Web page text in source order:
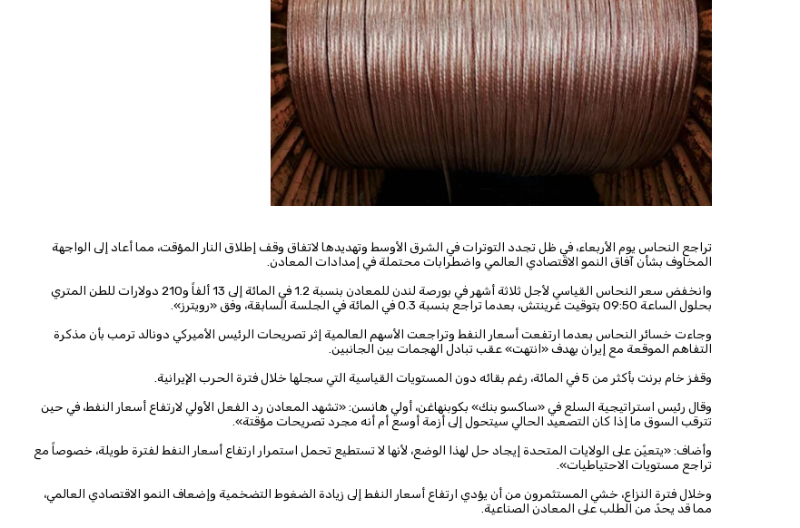
تراجع النحاس يوم الأربعاء، في ظل تجدد التوترات في الشرق الأوسط وتهديدها لاتفاق وقف إطلاق النار المؤقت، مما أعاد إلى الواجهة
المخاوف بشأن آفاق النمو الاقتصادي العالمي واضطرابات محتملة في إمدادات المعادن.
وانخفض سعر النحاس القياسي لأجل ثلاثة أشهر في بورصة لندن للمعادن بنسبة 1.2 في المائة إلى 13 ألفاً و210 دولارات للطن المتري
بحلول الساعة 09:50 بتوقيت غرينتش، بعدما تراجع بنسبة 0.3 في المائة في الجلسة السابقة، وفق «رويترز».
وجاءت خسائر النحاس بعدما ارتفعت أسعار النفط وتراجعت الأسهم العالمية إثر تصريحات الرئيس الأميركي دونالد ترمب بأن مذكرة
التفاهم الموقعة مع إيران بهدف «انتهت» عقب تبادل الهجمات بين الجانبين.
وقفز خام برنت بأكثر من 5 في المائة، رغم بقائه دون المستويات القياسية التي سجلها خلال فترة الحرب الإيرانية.
وقال رئيس استراتيجية السلع في «ساكسو بنك» بكوبنهاغن، أولي هانسن: «تشهد المعادن رد الفعل الأولي لارتفاع أسعار النفط، في حين
تترقب السوق ما إذا كان التصعيد الحالي سيتحول إلى أزمة أوسع أم أنه مجرد تصريحات مؤقتة».
وأضاف: «يتعيّن على الولايات المتحدة إيجاد حل لهذا الوضع، لأنها لا تستطيع تحمل استمرار ارتفاع أسعار النفط لفترة طويلة، خصوصاً مع
تراجع مستويات الاحتياطيات».
وخلال فترة النزاع، خشي المستثمرون من أن يؤدي ارتفاع أسعار النفط إلى زيادة الضغوط التضخمية وإضعاف النمو الاقتصادي العالمي،
مما قد يحدّ من الطلب على المعادن الصناعية.